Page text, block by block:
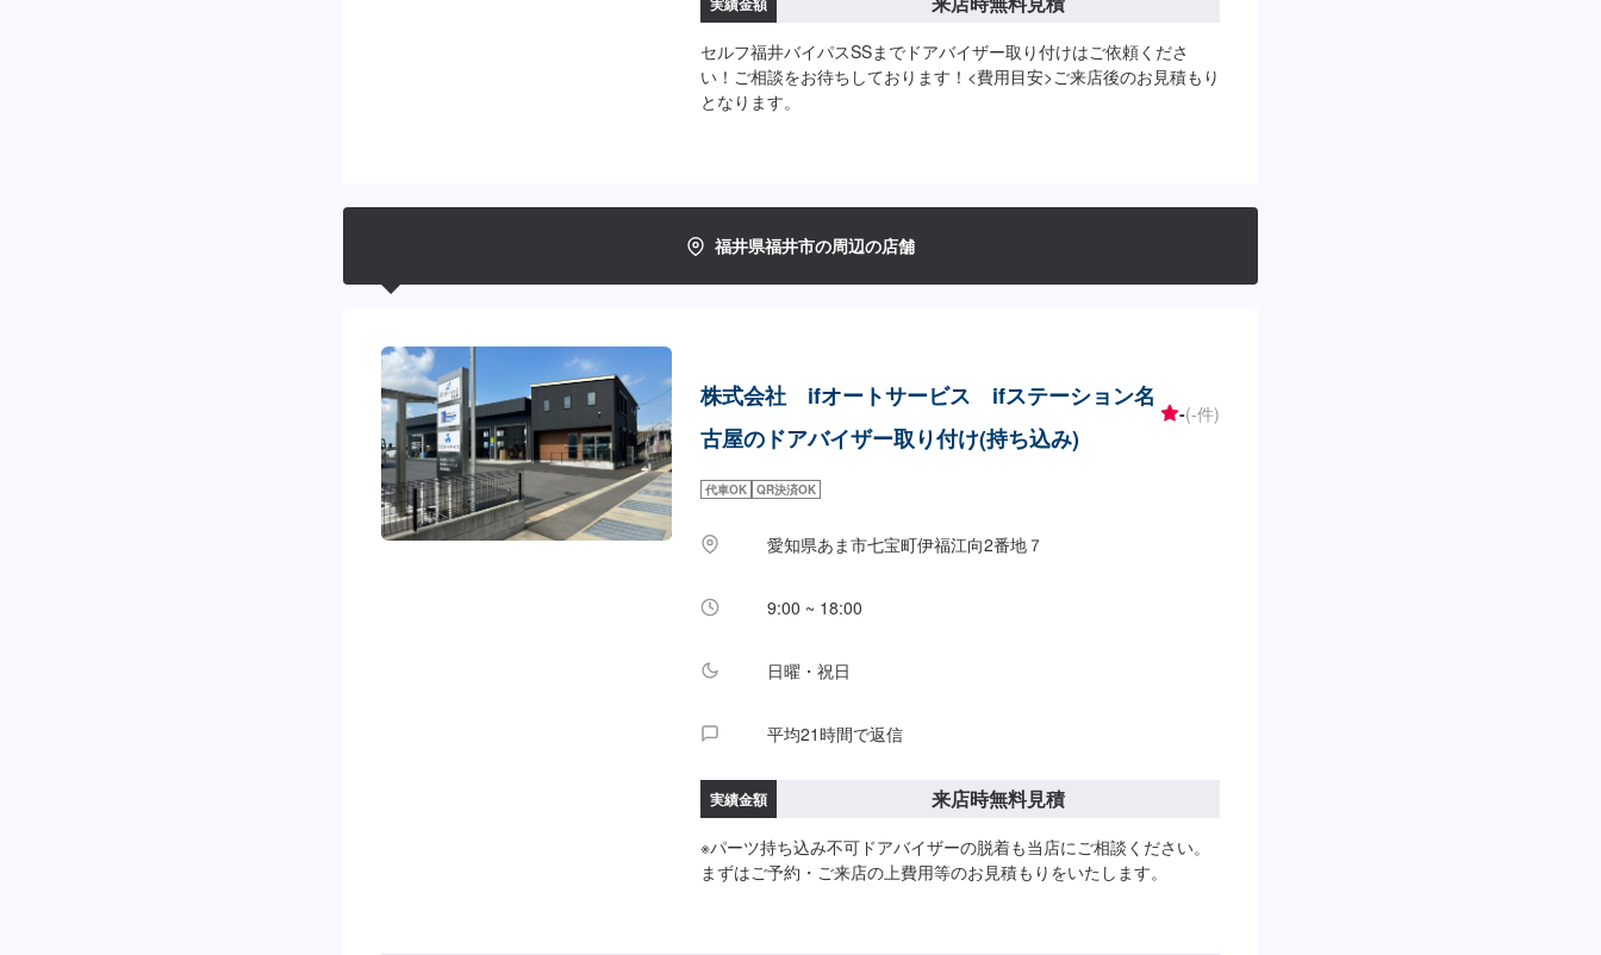
セルフ福井バイパスSSまでドアバイザー取り付けはご依頼くださ
い！ご相談をお待ちしております！<費用目安>ご来店後のお見積もり
となります。
福井県福井市の周辺の店舗
株式会社 ifオートサービス ifステーション名
古屋のドアバイザー取り付け(持ち込み)
-(-件)
代車OK QR決済OK
愛知県あま市七宝町伊福江向2番地７
9:00 ~ 18:00
日曜・祝日
平均21時間で返信
実績金額 来店時無料見積
※パーツ持ち込み不可ドアバイザーの脱着も当店にご相談ください。
まずはご予約・ご来店の上費用等のお見積もりをいたします。